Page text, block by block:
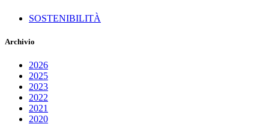
SOSTENIBILITÀ
Archivio
2026
2025
2023
2022
2021
2020